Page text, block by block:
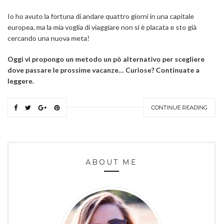
Io ho avuto la fortuna di andare quattro giorni in una capitale
europea, ma la mia voglia di viaggiare non si è placata e sto già
cercando una nuova meta!
Oggi vi propongo un metodo un pò alternativo per scegliere
dove passare le prossime vacanze… Curiose? Continuate a
leggere.
CONTINUE READING
ABOUT ME